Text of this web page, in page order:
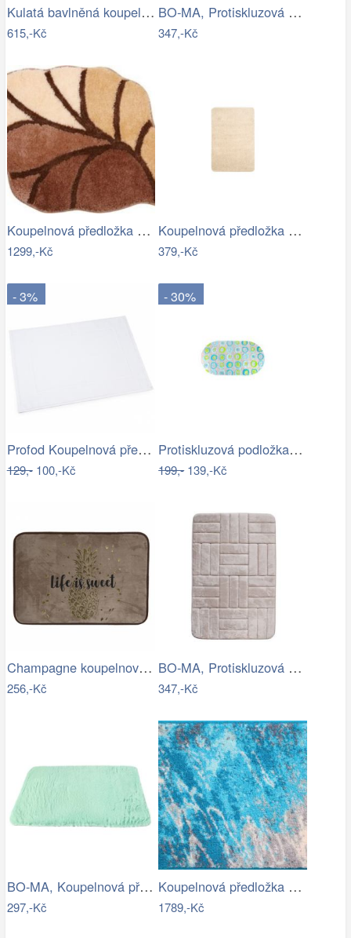
Kulatá bavlněná koupelnová předložka…
615,-Kč
BO-MA, Protiskluzová koupelnová…
347,-Kč
Koupelnová předložka AOSTA
1299,-Kč
Koupelnová předložka Optima 60x90 cm…
379,-Kč
- 3%
Profod Koupelnová předložka 2S bílá…
129,-100,-Kč
- 30%
Protiskluzová podložka do koupelny…
199,-139,-Kč
Champagne koupelnová předložka se…
256,-Kč
BO-MA, Protiskluzová koupelnová…
347,-Kč
BO-MA, Koupelnová předložka Rabbit New…
297,-Kč
Koupelnová předložka MAGMA
1789,-Kč